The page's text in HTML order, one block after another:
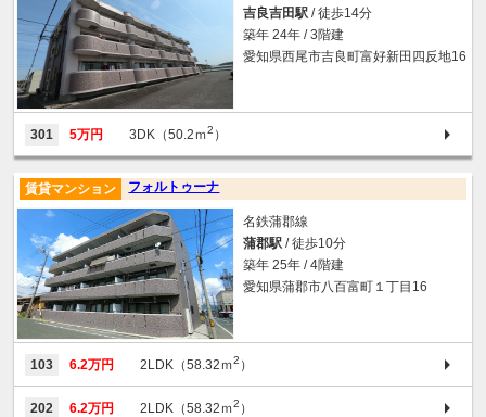
吉良吉田駅 / 徒歩14分
築年 24年 / 3階建
愛知県西尾市吉良町富好新田四反地16
301 5万円 3DK（50.2ｍ2 ）
フォルトゥーナ
賃貸マンション
名鉄蒲郡線
蒲郡駅 / 徒歩10分
築年 25年 / 4階建
愛知県蒲郡市八百富町１丁目16
103 6.2万円 2LDK（58.32ｍ2 ）
202 6.2万円 2LDK（58.32ｍ2 ）